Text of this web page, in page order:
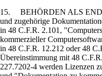
15. BEHÖRDEN ALS
und zugehörige
in 48 C.F.R. 2.101,
kommerzieller
in 48 C.F.R. 12.212 oder 48
Übereinstimmung mit 48
227.7202-4 werden Lizenzen